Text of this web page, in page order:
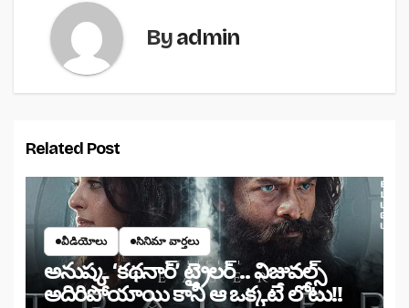
Byadmin
Related Post
వీడియోలు సినిమా వార్తలు
అనుష్క ‘కథనార్’ ట్రైలర్ .. విజువల్స్
అదిరిపోయాయి కానీ ఆ ఒక్కటే లోటు!!